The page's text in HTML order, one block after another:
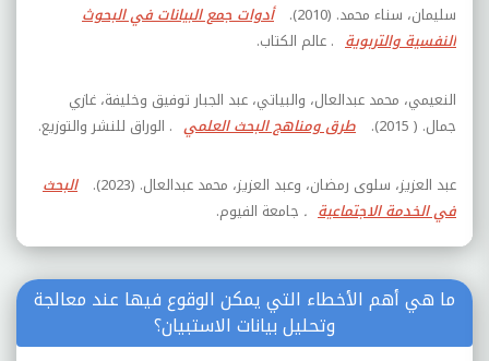
سليمان، سناء محمد. (2010).
أدوات جمع البيانات في البحوث
النفسية والتربوية . عالم الكتاب.
النعيمي، محمد عبدالعال، والبياتي، عبد الجبار توفيق وخليفة، غازي
جمال. ( 2015).
طرق ومناهج البحث العلمي . الوراق للنشر والتوزيع.
عبد العزيز، سلوى رمضان، وعبد العزيز، محمد عبدالعال. (2023).
البحث
في الخدمة الاجتماعية . جامعة الفيوم.
ما هي أهم الأخطاء التي يمكن الوقوع فيها عند معالجة
وتحليل بيانات الاستبيان؟